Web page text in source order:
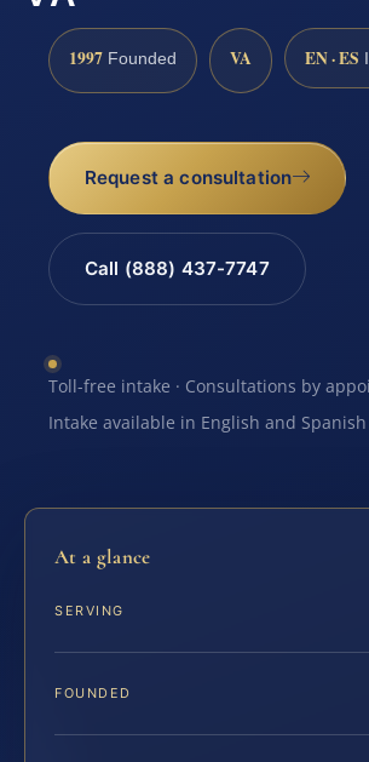
1997 Founded VA EN · ES
Request a consultation
Call (888) 437-7747
Toll-free intake · Consultations by
Intake available in English and Spanish
At a glance
SERVING
FOUNDED